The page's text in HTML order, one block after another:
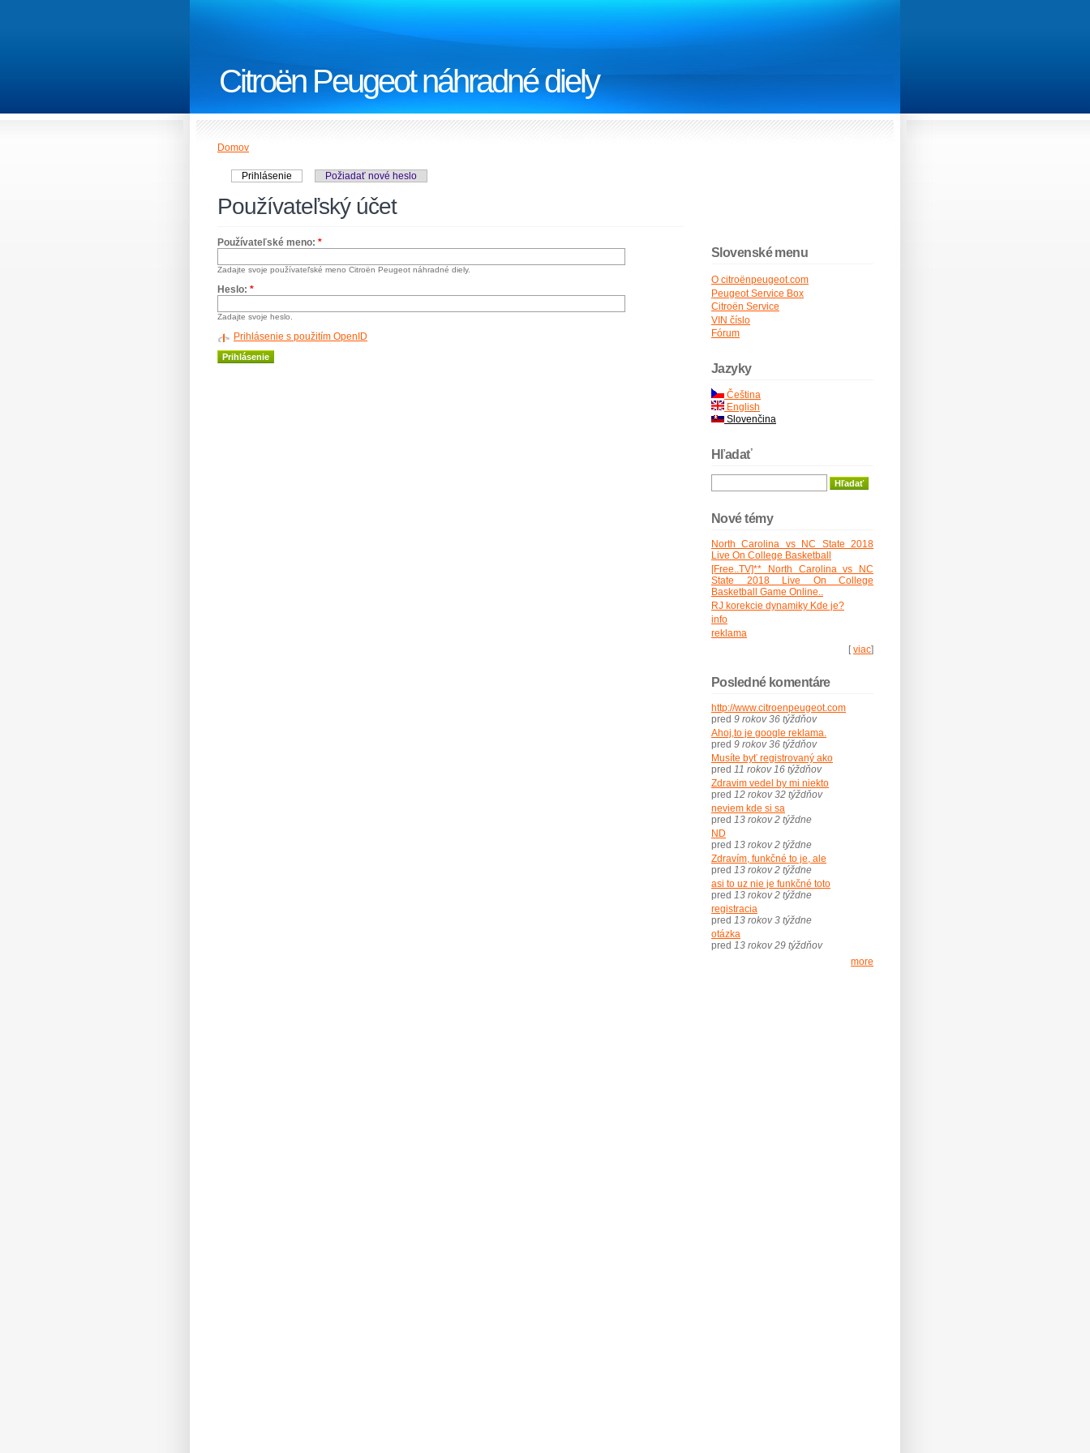
Citroën Peugeot náhradné diely
Domov
Prihlásenie Požiadať nové heslo
Používateľský účet
Používateľské meno: *
Zadajte svoje používateľské meno Citroën Peugeot náhradné diely.
Heslo: *
Zadajte svoje heslo.
Prihlásenie s použitím OpenID
Slovenské menu
O citroënpeugeot.com
Peugeot Service Box
Citroën Service
VIN číslo
Fórum
Jazyky
Čeština
English
Slovenčina
Hľadať
Nové témy
North Carolina vs NC State 2018
Live On College Basketball
[Free..TV]** North Carolina vs NC
State 2018 Live On College
Basketball Game Online..
RJ korekcie dynamiky Kde je?
info
reklama
[viac]
Posledné komentáre
http://www.citroenpeugeot.com
pred 9 rokov 36 týždňov
Ahoj,to je google reklama.
pred 9 rokov 36 týždňov
Musíte byť registrovaný ako
pred 11 rokov 16 týždňov
Zdravim vedel by mi niekto
pred 12 rokov 32 týždňov
neviem kde si sa
pred 13 rokov 2 týždne
ND
pred 13 rokov 2 týždne
Zdravím, funkčné to je, ale
pred 13 rokov 2 týždne
asi to uz nie je funkčné toto
pred 13 rokov 2 týždne
registracia
pred 13 rokov 3 týždne
otázka
pred 13 rokov 29 týždňov
more